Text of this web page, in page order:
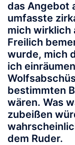
das Angebot
umfasste
mich wirklich
Freilich
wurde, mich
ich
bestimmten
wären. Was
zubeißen
dem Ruder.